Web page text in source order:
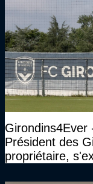
Girondins4Ever
Président des
propriétaire,